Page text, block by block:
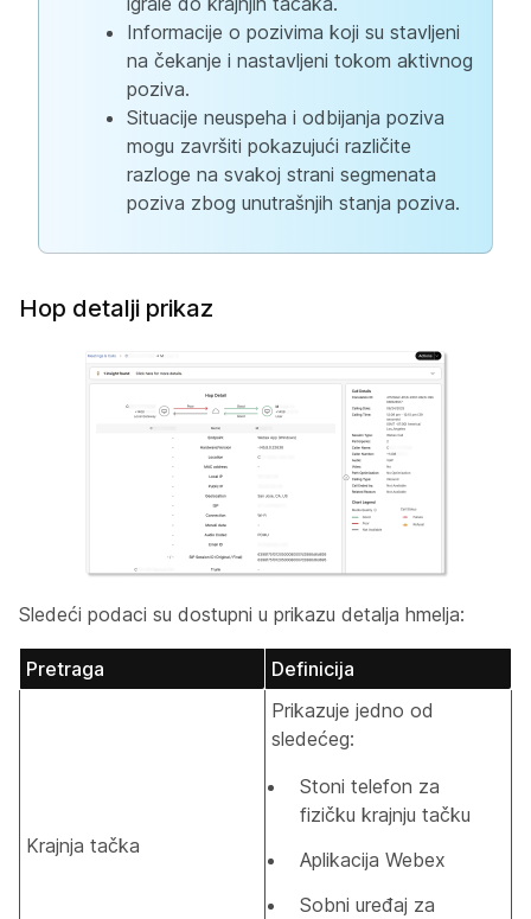
Informacije o pozivima koji su stavljeni
na čekanje i nastavljeni tokom aktivnog
poziva.
Situacije neuspeha i odbijanja poziva
mogu završiti pokazujući različite
razloge na svakoj strani segmenata
poziva zbog unutrašnjih stanja poziva.
Hop detalji prikaz
Sledeći podaci su dostupni u prikazu detalja hmelja:
Pretraga Definicija
Krajnja tačka
Prikazuje jedno od
sledećeg:
Stoni telefon za
fizičku krajnju tačku
Aplikacija Webex
Sobni uređaj za